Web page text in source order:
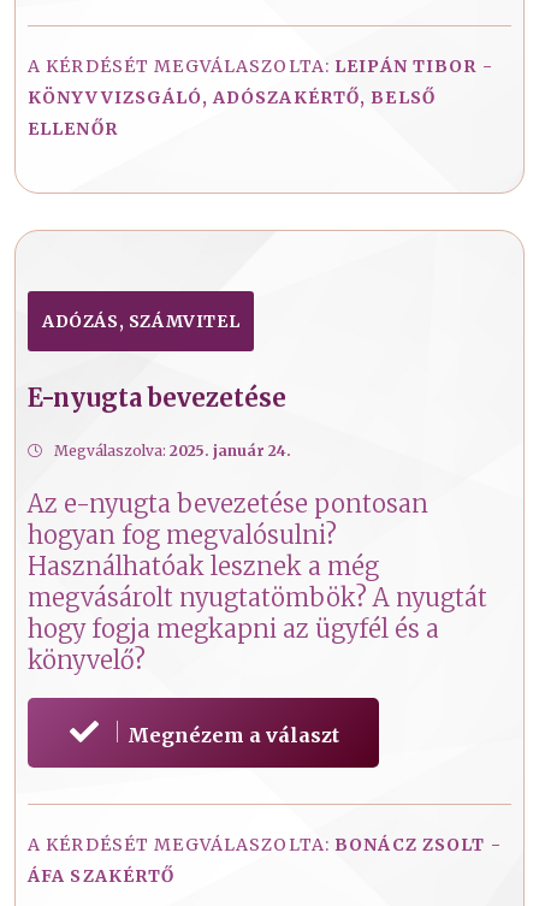
A KÉRDÉSÉT MEGVÁLASZOLTA: LEIPÁN TIBOR -
KÖNYVVIZSGÁLÓ, ADÓSZAKÉRTŐ, BELSŐ
ELLENŐR
ADÓZÁS, SZÁMVITEL
E-nyugta bevezetése
Megválaszolva: 2025. január 24.
Az e-nyugta bevezetése pontosan
hogyan fog megvalósulni?
Használhatóak lesznek a még
megvásárolt nyugtatömbök? A nyugtát
hogy fogja megkapni az ügyfél és a
könyvelő?
Megnézem a választ
A KÉRDÉSÉT MEGVÁLASZOLTA: BONÁCZ ZSOLT -
ÁFA SZAKÉRTŐ